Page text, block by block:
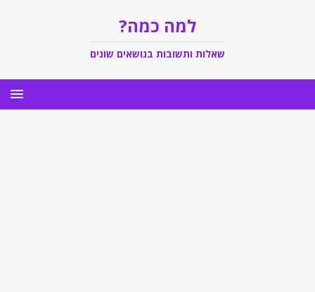
למה כמה?
שאלות ותשובות בנושאים שונים